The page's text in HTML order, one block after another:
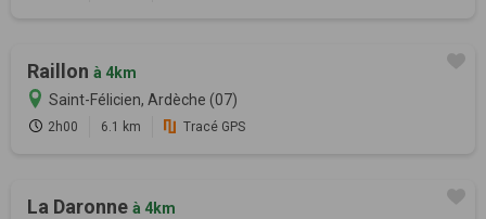
Raillon à 4km
Saint-Félicien, Ardèche (07)
2h00 6.1 km Tracé GPS
La Daronne à 4km